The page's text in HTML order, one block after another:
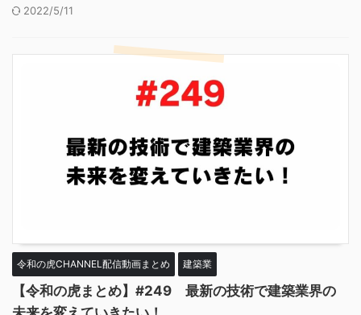
2022/5/11
令和の虎CHANNEL配信動画まとめ 建築業
【令和の虎まとめ】#249 最新の技術で建築業界の